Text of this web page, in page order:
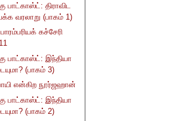
பாட்காஸ்ட்: திராவிட
வரலாறு (பாகம் 1)
கச்சேரி
பாட்காஸ்ட்: இந்தியா
(பாகம் 3)
என்கிற நூர்ஜஹான்
பாட்காஸ்ட்: இந்தியா
(பாகம் 2)